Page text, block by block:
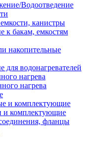
Водоотведение
канистры
к бакам, емкостям
накопительные
водонагревателей
нагрева
нагрева
и комплектующие
и комплектующие
фланцы